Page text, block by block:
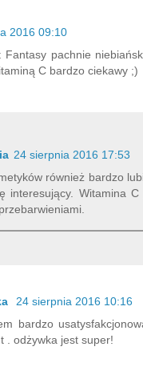
2016 09:10
Fantasy pachnie
C bardzo ciekawy ;)
24 sierpnia 2016 17:53
również bardzo
interesujący. Witamina
24 sierpnia 2016 10:16
bardzo
. odżywka jest super!